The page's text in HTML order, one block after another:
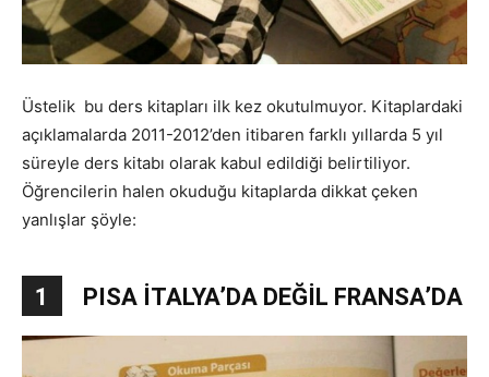
Üstelik bu ders kitapları ilk kez okutulmuyor. Kitaplardaki
açıklamalarda 2011-2012’den itibaren farklı yıllarda 5 yıl
süreyle ders kitabı olarak kabul edildiği belirtiliyor.
Öğrencilerin halen okuduğu kitaplarda dikkat çeken
yanlışlar şöyle:
1 PISA İTALYA’DA DEĞİL FRANSA’DA